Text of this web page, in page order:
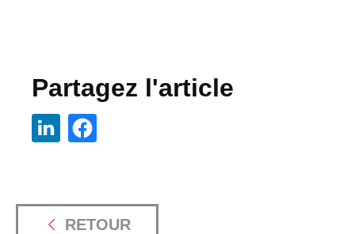
Partagez l'article
RETOUR